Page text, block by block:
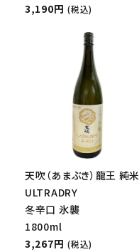
3,190円 (税込)
天吹（あまぶき）龍王 純米
ULTRADRY
冬辛口 氷襲
1800ml
3,267円 (税込)